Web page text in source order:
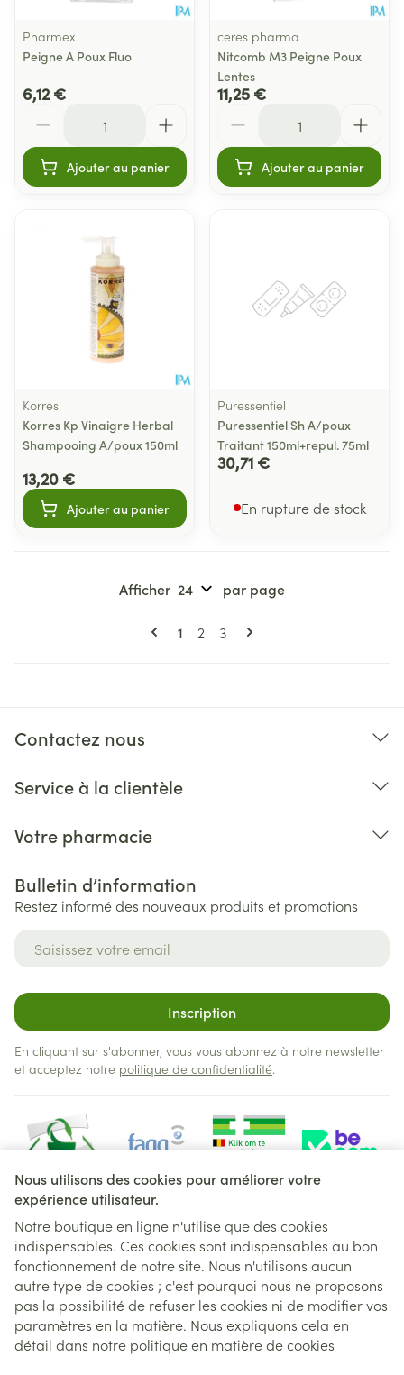
Nous utilisons des cookies pour améliorer votre
expérience utilisateur.
Notre boutique en ligne n'utilise que des cookies
indispensables. Ces cookies sont indispensables au bon
fonctionnement de notre site. Nous n'utilisons aucun
autre type de cookies ; c'est pourquoi nous ne proposons
pas la possibilité de refuser les cookies ni de modifier vos
paramètres en la matière. Nous expliquons cela en
détail dans notre politique en matière de cookies
Pharmex
Peigne A Poux Fluo
6,12 €
Ajouter au panier
ceres pharma
Nitcomb M3 Peigne Poux
Lentes
11,25 €
Ajouter au panier
Korres
Korres Kp Vinaigre Herbal
Shampooing A/poux 150ml
13,20 €
Ajouter au panier
Puressentiel
Puressentiel Sh A/poux
Traitant 150ml+repul. 75ml
30,71 €
En rupture de stock
Pages
Vous lisez actuellement la page
1 Page
2 Page
3
Afficher par page
Contactez nous
Service à la clientèle
Votre pharmacie
Bulletin d’information
Restez informé des nouveaux produits et promotions
Inscription
En cliquant sur s'abonner, vous vous abonnez à notre newsletter
et acceptez notre politique de confidentialité.
Liens légaux